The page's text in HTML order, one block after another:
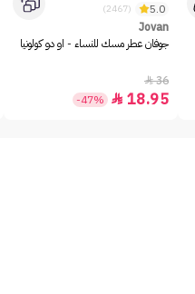
5.0
(2467)
Jovan
جوفان عطر مسك للنساء - او دو كولونيا
36

18.95

-47%